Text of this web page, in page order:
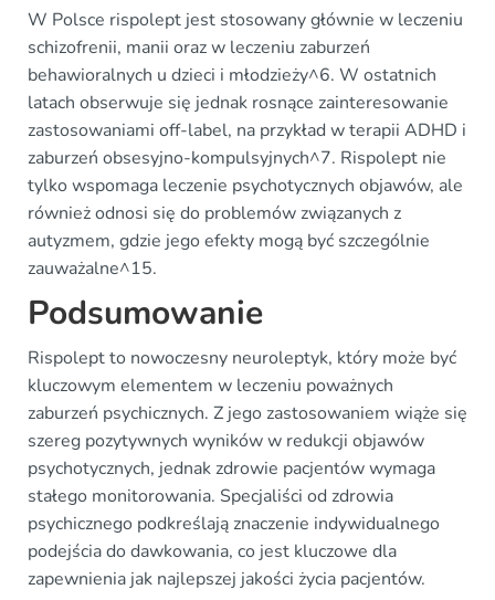
W Polsce rispolept jest stosowany głównie w leczeniu
schizofrenii, manii oraz w leczeniu zaburzeń
behawioralnych u dzieci i młodzieży^6. W ostatnich
latach obserwuje się jednak rosnące zainteresowanie
zastosowaniami off-label, na przykład w terapii ADHD i
zaburzeń obsesyjno-kompulsyjnych^7. Rispolept nie
tylko wspomaga leczenie psychotycznych objawów, ale
również odnosi się do problemów związanych z
autyzmem, gdzie jego efekty mogą być szczególnie
zauważalne^15.
Podsumowanie
Rispolept to nowoczesny neuroleptyk, który może być
kluczowym elementem w leczeniu poważnych
zaburzeń psychicznych. Z jego zastosowaniem wiąże się
szereg pozytywnych wyników w redukcji objawów
psychotycznych, jednak zdrowie pacjentów wymaga
stałego monitorowania. Specjaliści od zdrowia
psychicznego podkreślają znaczenie indywidualnego
podejścia do dawkowania, co jest kluczowe dla
zapewnienia jak najlepszej jakości życia pacjentów.